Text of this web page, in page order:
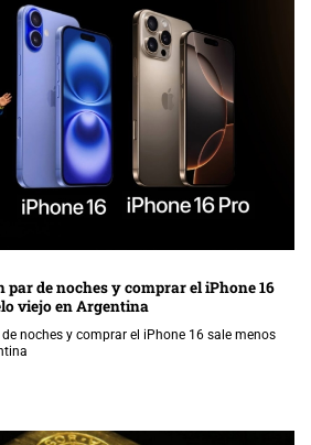
de noches y comprar el iPhone 16
viejo en Argentina
noches y comprar el iPhone 16 sale menos